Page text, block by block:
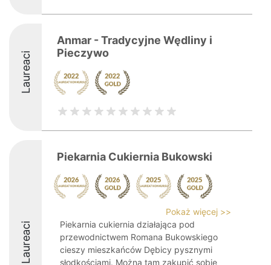
Laureaci
Anmar - Tradycyjne Wędliny i
Pieczywo
Laureaci
Piekarnia Cukiernia Bukowski
Pokaż więcej >>
Piekarnia cukiernia działająca pod
przewodnictwem Romana Bukowskiego
cieszy mieszkańców Dębicy pysznymi
słodkościami. Można tam zakupić sobie